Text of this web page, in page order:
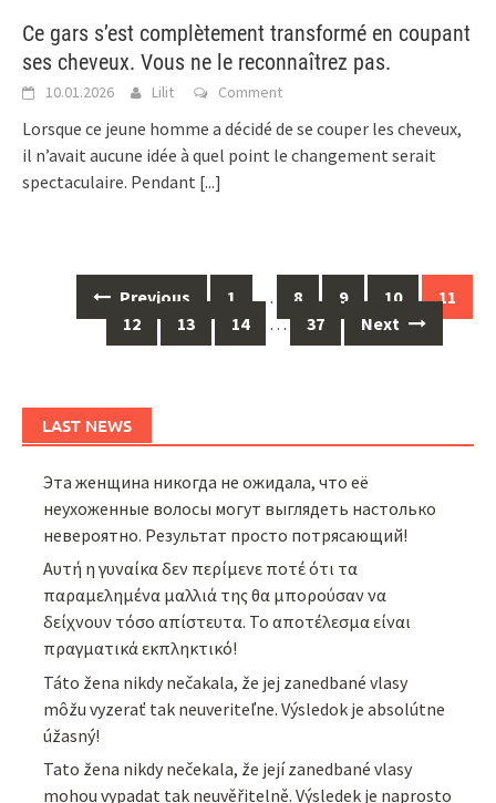
Ce gars s’est complètement transformé en coupant
ses cheveux. Vous ne le reconnaîtrez pas.
10.01.2026 Lilit Comment
Lorsque ce jeune homme a décidé de se couper les cheveux,
il n’avait aucune idée à quel point le changement serait
spectaculaire. Pendant [...]
navigation
Previous 1 … 8 9 10
11
12
13 14 … 37 Next
LAST NEWS
Эта женщина никогда не ожидала, что её
неухоженные волосы могут выглядеть настолько
невероятно. Результат просто потрясающий!
Αυτή η γυναίκα δεν περίμενε ποτέ ότι τα
παραμελημένα μαλλιά της θα μπορούσαν να
δείχνουν τόσο απίστευτα. Το αποτέλεσμα είναι
πραγματικά εκπληκτικό!
Táto žena nikdy nečakala, že jej zanedbané vlasy
môžu vyzerať tak neuveriteľne. Výsledok je absolútne
úžasný!
Tato žena nikdy nečekala, že její zanedbané vlasy
mohou vypadat tak neuvěřitelně. Výsledek je naprosto